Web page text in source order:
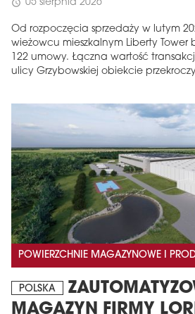
schedule 05 sierpnia 2026
Od rozpoczęcia sprzedaży w lutym
wieżowcu mieszkalnym Liberty
122 umowy. Łączna wartość
ulicy Grzybowskiej obiekcie
POWIERZCHNIE MAGAZYNOWE I
POLSKA
MAGAZYN FIRMY